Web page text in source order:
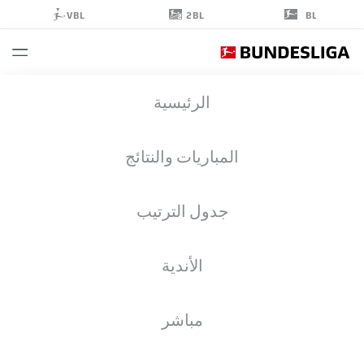
BL
2BL
VBL
الرئيسية
المباريات والنتائج
جدول الترتيب
الأندية
مباشر